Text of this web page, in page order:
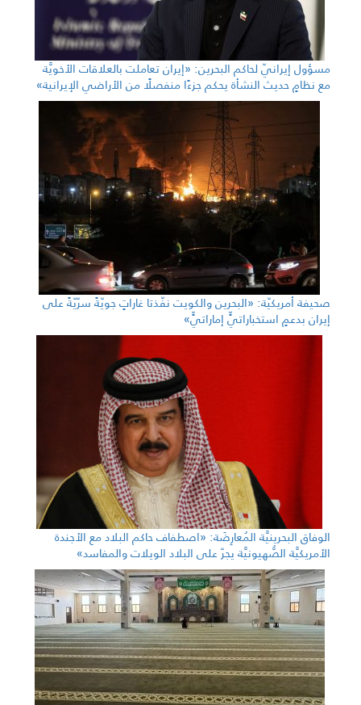
مسؤول إيرانيّ لحاكم البحرين: «إيران تعاملت بالعلاقات الأخويَّة
مع نظامٍ حديث النشأة يحكم جزءًا منفصلًا من الأراضي الإيرانية»
صحيفة أمريكيّة: «البحرين والكويت نفّذتا غاراتٍ جويّةً سرّيّةً على
إيران بدعمٍ استخباراتيٍّ إماراتيٍّ»
الوفاق البحرينيَّة المُعارِضَة: «اصطفاف حاكم البلاد مع الأجندة
الأمريكيَّة الصُّهيونيَّة يجرّ على البلاد الويلات والمفاسد»